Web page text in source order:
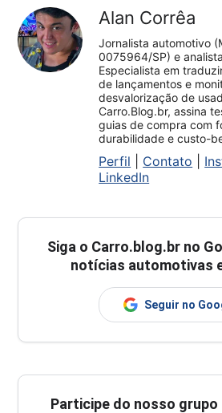
Alan Corrêa
Jornalista automotivo
0075964/SP) e
Especialista em
de lançamentos e
desvalorização de
Carro.Blog.br, assina
guias de compra com
durabilidade e custo-
Perfil Contato
LinkedIn
Siga o Carro.blog.br no
notícias automotivas
Seguir no
Participe do nosso grupo